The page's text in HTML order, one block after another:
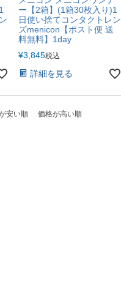
ー【2箱】(1箱30枚入り)1
日使い捨てコンタクトレン
ズmenicon【ポスト便 送
料無料】1day
¥3,845税込
詳細を見る
安い順 価格が高い順